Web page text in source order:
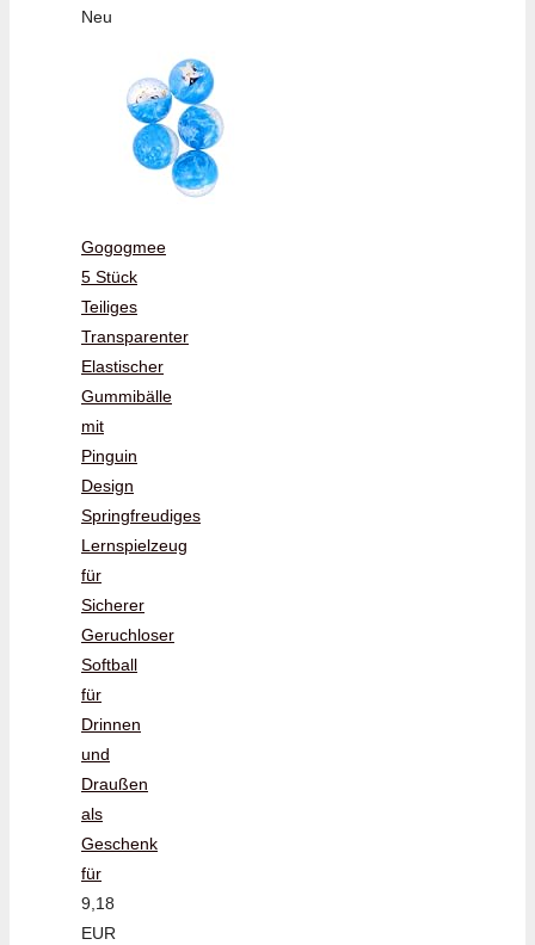
Neu
Gogogmee
5 Stück
Teiliges
Transparenter
Elastischer
Gummibälle
mit
Pinguin
Design
Springfreudiges
Lernspielzeug
für
Sicherer
Geruchloser
Softball
für
Drinnen
und
Draußen
als
Geschenk
für
9,18
EUR